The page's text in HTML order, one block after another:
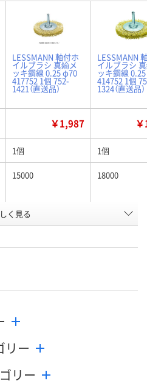
LESSMANN 軸付ホ
イルブラシ 真鍮メ
ッキ鋼線 0.25 φ70
417752 1個 752-
1421（直送品）
LESSMANN
イルブラシ
ッキ鋼線
414752 1個
1324（直送品）
￥1,987
1個 1個
15000 18000
17
N250954 N258794
数量
く見る
リー
リー